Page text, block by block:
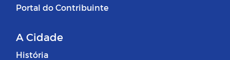
Portal do Contribuinte
A Cidade
História